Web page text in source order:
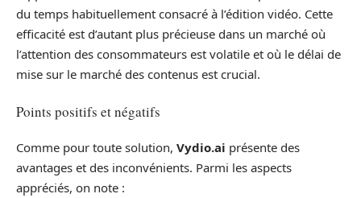
du temps habituellement consacré à l’édition vidéo. Cette
efficacité est d’autant plus précieuse dans un marché où
l’attention des consommateurs est volatile et où le délai de
mise sur le marché des contenus est crucial.
Points positifs et négatifs
Comme pour toute solution, Vydio.ai présente des
avantages et des inconvénients. Parmi les aspects
appréciés, on note :